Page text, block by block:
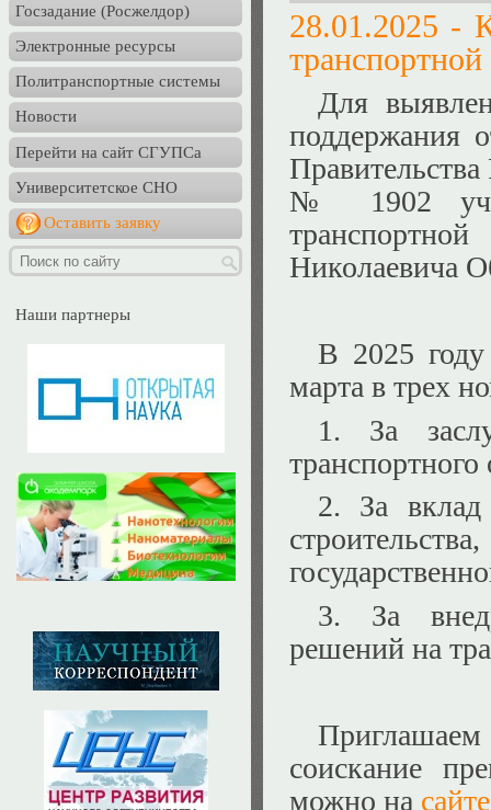
Госзадание (Росжелдор)
Электронные ресурсы
Политранспортные системы
Новости
Перейти на сайт СГУПСа
Университетское СНО
Оставить заявку
Наши партнеры
28.01.2025 -
Для
поддержания
№ 1902
Николаевича
В 2025
марта в трех
1. За
транспортного
2. За вклад
3. За
решений на
соискание
можно на сайте